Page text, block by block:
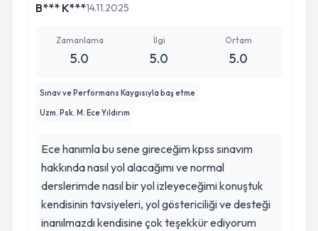
B*** K***14.11.2025
Zamanlama
5.0
İlgi
5.0
Ortam
5.0
Sınav ve Performans Kaygısıyla baş etme
Uzm. Psk. M. Ece Yıldırım
Ece hanımla bu sene gireceğim kpss sınavım
hakkında nasıl yol alacağımı ve normal
derslerimde nasıl bir yol izleyeceğimi konuştuk
kendisinin tavsiyeleri, yol göstericiliği ve desteği
inanılmazdı kendisine çok teşekkür ediyorum